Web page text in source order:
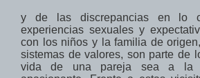
y de las discrepancias en lo
experiencias sexuales y
con
los niños y la familia de origen
sistemas de valores, son parte de
vida de una pareja sea a la